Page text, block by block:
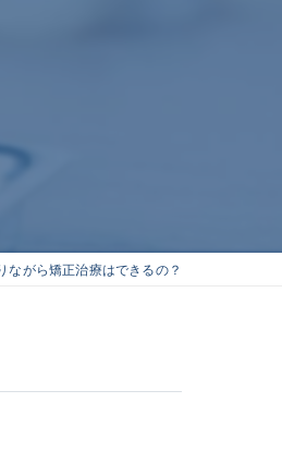
ながら矯正治療はできるの？